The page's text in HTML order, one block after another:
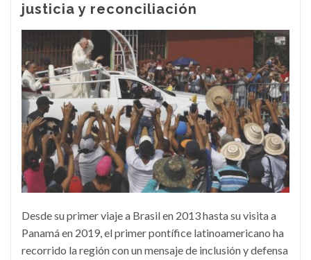
justicia y reconciliación
Desde su primer viaje a Brasil en 2013 hasta su visita a
Panamá en 2019, el primer pontífice latinoamericano ha
recorrido la región con un mensaje de inclusión y defensa